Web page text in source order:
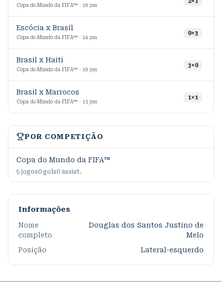
Copa do Mundo da FIFA™ · 29 jun
Escócia x Brasil
Copa do Mundo da FIFA™ · 24 jun
0×3
Brasil x Haiti
Copa do Mundo da FIFA™ · 19 jun
3×0
Brasil x Marrocos
Copa do Mundo da FIFA™ · 13 jun
1×1
POR COMPETIÇÃO
Copa do Mundo da FIFA™
5 jogos0 gols0 assist.
Informações
Nome
completo
Douglas dos Santos Justino de
Melo
Posição
Lateral-esquerdo